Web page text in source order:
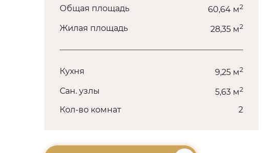
Общая площадь 60,64 м2
Жилая площадь 28,35 м2
Кухня 9,25 м2
Сан. узлы 5,63 м2
Кол-во комнат 2